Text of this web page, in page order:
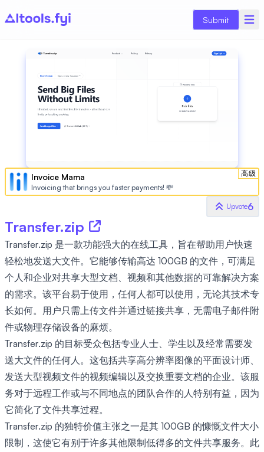
Submit
高级
Invoice Mama
Invoicing that brings you faster payments! 💸
Upvote6
Transfer.zip
Transfer.zip 是一款功能强大的在线工具，旨在帮助用户快速
轻松地发送大文件。它能够传输高达 100GB 的文件，可满足
个人和企业对共享大型文档、视频和其他数据的可靠解决方案
的需求。该平台易于使用，任何人都可以使用，无论其技术专
长如何。用户只需上传文件并通过链接共享，无需电子邮件附
件或物理存储设备的麻烦。
Transfer.zip 的目标受众包括专业人士、学生以及经常需要发
送大文件的任何人。这包括共享高分辨率图像的平面设计师、
发送大型视频文件的视频编辑以及交换重要文档的企业。该服
务对于远程工作或与不同地点的团队合作的人特别有益，因为
它简化了文件共享过程。
Transfer.zip 的独特价值主张之一是其 100GB 的慷慨文件大小
限制，这使它有别于许多其他限制低得多的文件共享服务。此